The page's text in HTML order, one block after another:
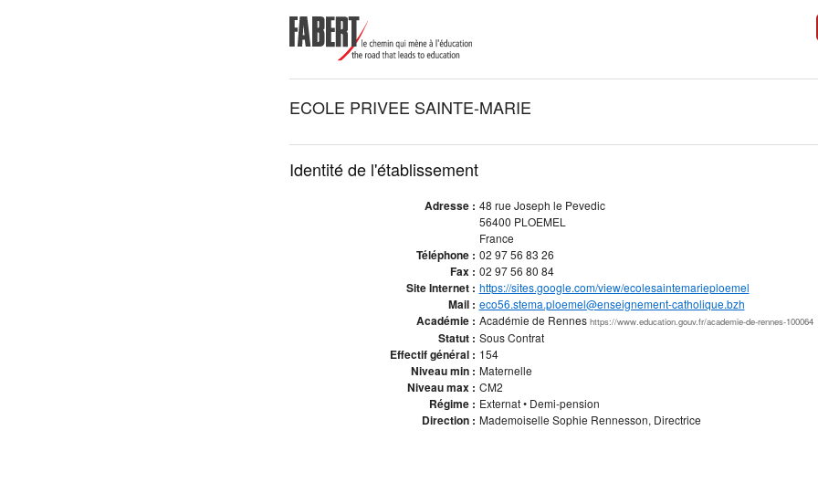
ECOLE PRIVEE SAINTE-MARIE
Identité de l'établissement
Adresse : 48 rue Joseph le Pevedic
56400 PLOEMEL
France
Téléphone : 02 97 56 83 26
Fax : 02 97 56 80 84
Site Internet : https://sites.google.com/view/ecolesaintemarieploemel
Mail : eco56.stema.ploemel@enseignement-catholique.bzh
Académie : Académie de Rennes https://www.education.gouv.fr/academie-de-rennes-100064
Statut : Sous Contrat
Effectif général : 154
Niveau min : Maternelle
Niveau max : CM2
Régime : Externat • Demi-pension
Direction : Mademoiselle Sophie Rennesson, Directrice